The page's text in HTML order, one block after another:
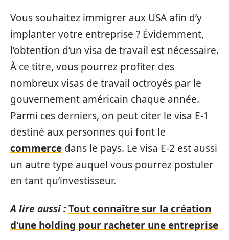
Vous souhaitez immigrer aux USA afin d’y
implanter votre entreprise ? Évidemment,
l’obtention d’un visa de travail est nécessaire.
À ce titre, vous pourrez profiter des
nombreux visas de travail octroyés par le
gouvernement américain chaque année.
Parmi ces derniers, on peut citer le visa E-1
destiné aux personnes qui font le
commerce dans le pays. Le visa E-2 est aussi
un autre type auquel vous pourrez postuler
en tant qu’investisseur.
A lire aussi :Tout connaître sur la création
d'une holding pour racheter une entreprise